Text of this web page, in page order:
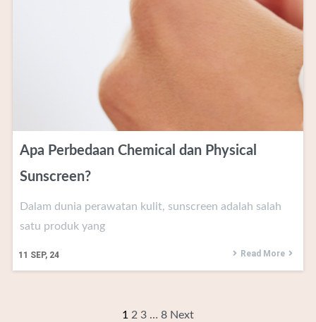
Apa Perbedaan Chemical dan Physical
Sunscreen?
11 SEP, 24
Dalam dunia perawatan kulit, sunscreen adalah salah
satu produk yang
Read More
1 2 3 … 8 Next